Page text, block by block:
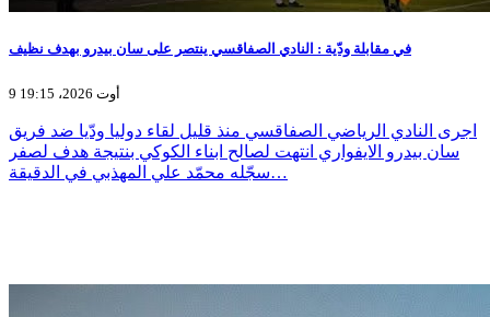
في مقابلة ودّية : النادي الصفاقسي ينتصر على سان بيدرو بهدف نظيف
9 أوت 2026، 19:15
اجرى النادي الرياضي الصفاقسي منذ قليل لقاء دوليا ودّيا ضد فريق
سان بيدرو الايفواري انتهت لصالح ابناء الكوكي بنتيجة هدف لصفر
سجّله محمّد علي المهذبي في الدقيقة…